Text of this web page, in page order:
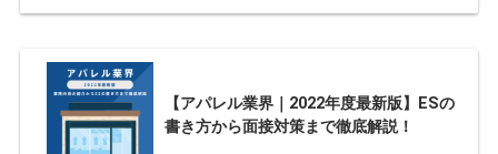
【アパレル業界｜2022年度最新版】ESの
書き方から面接対策まで徹底解説！